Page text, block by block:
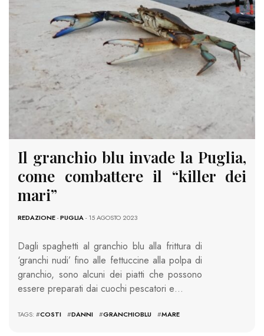
Il granchio blu invade la Puglia,
come combattere il “killer dei
mari”
REDAZIONE-PUGLIA- 15 AGOSTO 2023
Dagli spaghetti al granchio blu alla frittura di
‘granchi nudi’ fino alle fettuccine alla polpa di
granchio, sono alcuni dei piatti che possono
essere preparati dai cuochi pescatori e…
TAGS: #COSTI #DANNI #GRANCHIOBLU #MARE